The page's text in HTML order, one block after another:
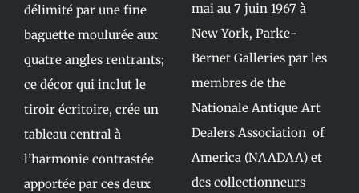
délimité par une fine
baguette moulurée aux
quatre angles rentrants;
ce décor qui inclut le
tiroir écritoire, crée un
tableau central à
l’harmonie contrastée
apportée par ces deux
mai au 7 juin 1967 à
New York, Parke-
Bernet Galleries par les
membres de the
Nationale Antique Art
Dealers Association of
America (NAADAA) et
des collectionneurs